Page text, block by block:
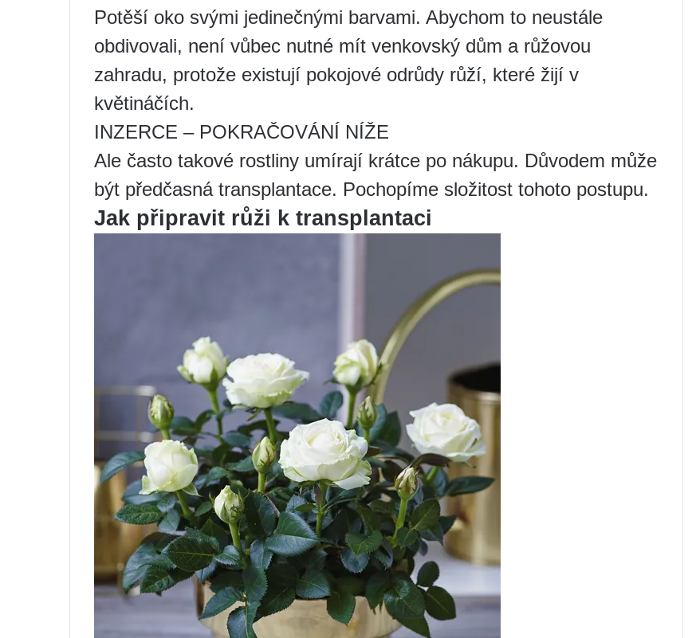
Potěší oko svými jedinečnými barvami. Abychom to neustále
obdivovali, není vůbec nutné mít venkovský dům a růžovou
zahradu, protože existují pokojové odrůdy růží, které žijí v
květináčích.
INZERCE – POKRAČOVÁNÍ NÍŽE
Ale často takové rostliny umírají krátce po nákupu. Důvodem může
být předčasná transplantace. Pochopíme složitost tohoto postupu.
Jak připravit růži k transplantaci